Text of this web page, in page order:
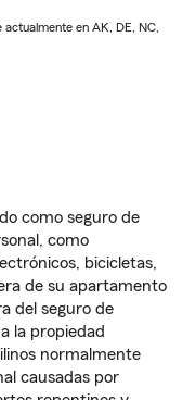
en AK, DE, NC,
como seguro de
como
bicicletas,
de su apartamento
del seguro de
la propiedad
normalmente
causadas por